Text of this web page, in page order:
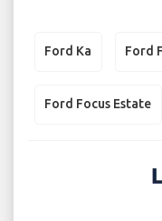
Ford Ka Ford
Ford Focus Estate